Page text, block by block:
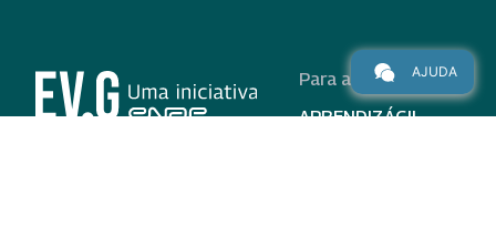
Para alunos
APRENDIZÁGIL
AJUDA